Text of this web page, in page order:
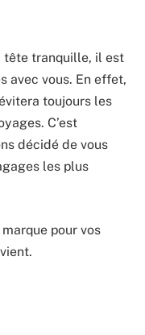
tête tranquille, il est
avec vous. En effet,
toujours les
C’est
décidé de vous
les plus
pour vos